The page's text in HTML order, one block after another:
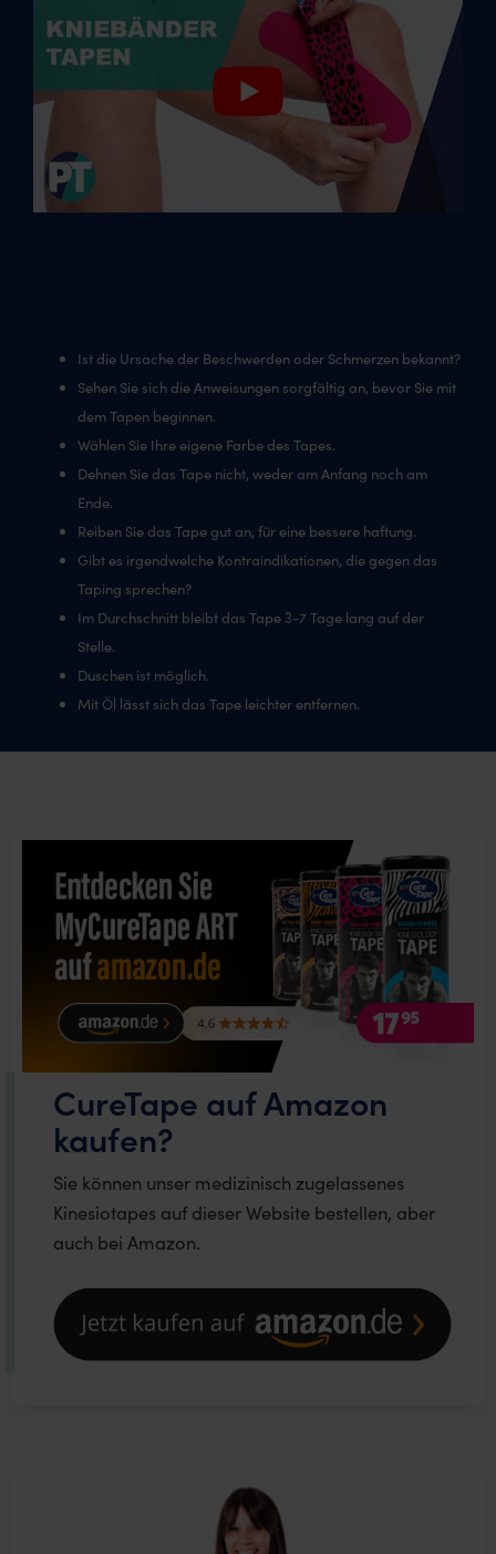
Ist die Ursache der Beschwerden oder Schmerzen bekannt?
Sehen Sie sich die Anweisungen sorgfältig an, bevor Sie mit
dem Tapen beginnen.
Wählen Sie Ihre eigene Farbe des Tapes.
Dehnen Sie das Tape nicht, weder am Anfang noch am
Ende.
Reiben Sie das Tape gut an, für eine bessere haftung.
Gibt es irgendwelche Kontraindikationen, die gegen das
Taping sprechen?
Im Durchschnitt bleibt das Tape 3-7 Tage lang auf der
Stelle.
Duschen ist möglich.
Mit Öl lässt sich das Tape leichter entfernen.
CureTape auf Amazon
kaufen?
Sie können unser medizinisch zugelassenes
Kinesiotapes auf dieser Website bestellen, aber
auch bei Amazon.